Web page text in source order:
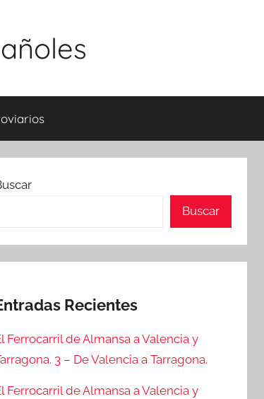
Buscar
Recientes
Ferrocarril de Almansa a Valencia y
3 – De Valencia a Tarragona.
Ferrocarril de Almansa a Valencia y